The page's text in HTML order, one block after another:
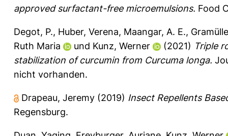
approved surfactant-free microemulsions. Food
Degot, P., Huber, Verena, Maangar, A. E.,
Ruth Maria
und Kunz, Werner (2021) Triple
stabilization of curcumin from Curcuma longa.
nicht vorhanden.
Drapeau, Jeremy (2019) Insect Repellents
Regensburg.